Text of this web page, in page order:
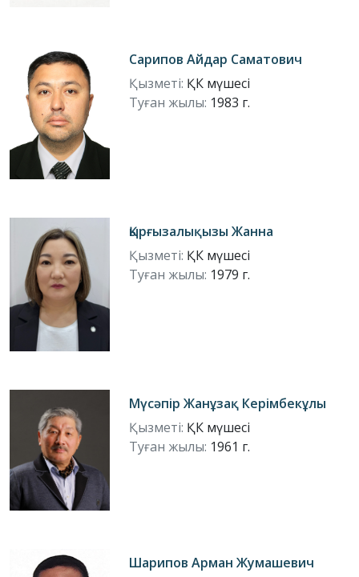
Сарипов Айдар Саматович
Қызметі: ҚК мүшесі
Туған жылы: 1983 г.
Қырғызалықызы Жанна
Қызметі: ҚК мүшесі
Туған жылы: 1979 г.
Мүсәпір Жанұзақ Керімбекұлы
Қызметі: ҚК мүшесі
Туған жылы: 1961 г.
Шарипов Арман Жумашевич